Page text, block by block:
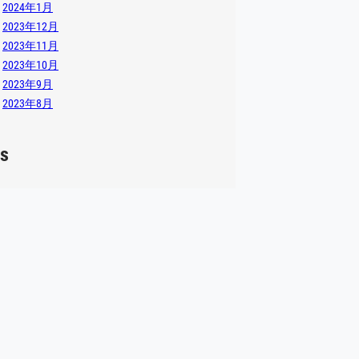
2024年1月
2023年12月
2023年11月
2023年10月
2023年9月
2023年8月